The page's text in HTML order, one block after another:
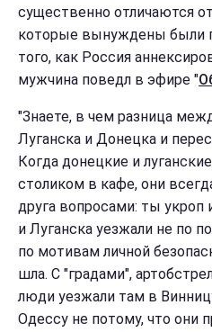
существенно отличаются
которые вынуждены были
того, как Россия
мужчина поведл в эфире "
"Знаете, в чем разница
Луганска и Донецка и
Когда донецкие и
столиком в кафе, они
друга вопросами: ты укроп
и Луганска уезжали не по
по мотивам личной
шла. С "градами",
люди уезжали там в
Одессу не потому, что они